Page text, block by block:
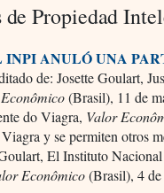
de Propiedad
ANULÓ UNA
de: Josette Goulart,
(Brasil), 11 de
do Viagra, Valor
y se permiten otros
El Instituto
Econômico(Brasil), 4